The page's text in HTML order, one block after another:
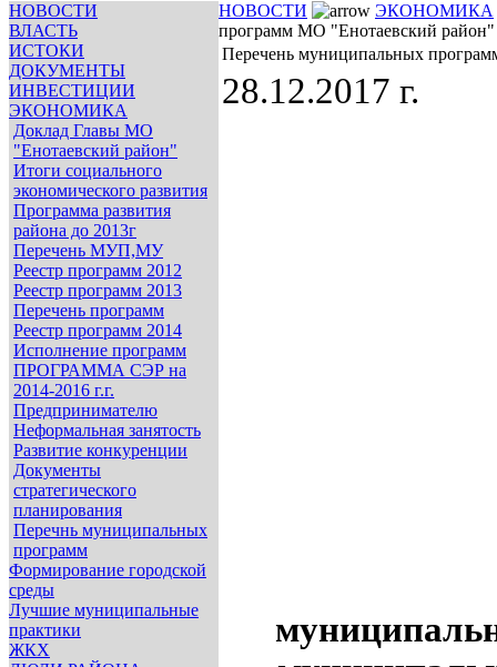
НОВОСТИ
ВЛАСТЬ
ИСТОКИ
ДОКУМЕНТЫ
ИНВЕСТИЦИИ
ЭКОНОМИКА
Доклад Главы МО
"Енотаевский район"
Итоги социального
экономического развития
Программа развития
района до 2013г
Перечень МУП,МУ
Реестр программ 2012
Реестр программ 2013
Перечень программ
Реестр программ 2014
Исполнение программ
ПРОГРАММА СЭР на
2014-2016 г.г.
Предпринимателю
Неформальная занятость
Развитие конкуренции
Документы
стратегического
планирования
Перечнь муниципальных
программ
Формирование городской
среды
Лучшие муниципальные
практики
ЖКХ
НОВОСТИ
ЭКОНОМИКА
программ МО "Енотаевский район"
Перечень муниципальных
28.12.2017 г.